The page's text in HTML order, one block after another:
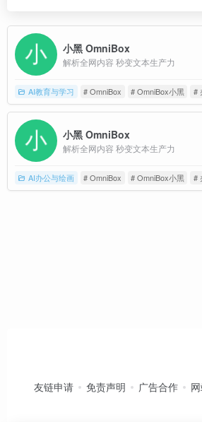
小黑 OmniBox
解析全网内容 秒变文本生产力
AI教育与学习 # OmniBox # OmniBox小黑 #
小黑 OmniBox
解析全网内容 秒变文本生产力
AI办公与绘画 # OmniBox # OmniBox小黑 #
友链申请 免责声明 广告合作